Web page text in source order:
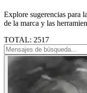
Explore sugerencias para
de la marca y las
TOTAL: 2517